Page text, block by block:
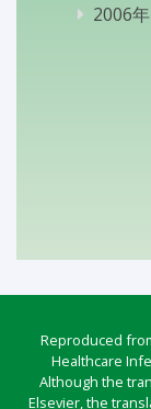
2006年
Reproduced
Healthcare
Although the
Elsevier, the